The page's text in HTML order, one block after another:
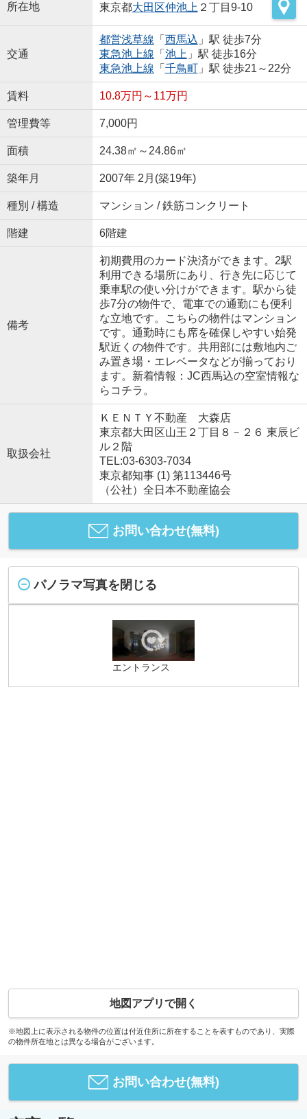
所在地 東京都大田区仲池上 ２丁目9-10
交通
都営浅草線 「 西馬込 」駅 徒歩7分
東急池上線 「 池上 」駅 徒歩16分
東急池上線 「 千鳥町」駅 徒歩21～22分
賃料 10.8万円～11万円
管理費等 7,000円
面積 24.38㎡～24.86㎡
築年月 2007年 2月(築19年)
種別 / 構造 マンション / 鉄筋コンクリート
階建 6階建
備考
初期費用のカード決済ができます。2駅
利用できる場所にあり、行き先に応じて
乗車駅の使い分けができます。駅から徒
歩7分の物件で、電車での通勤にも便利
な立地です。こちらの物件はマンション
です。通勤時にも席を確保しやすい始発
駅近くの物件です。共用部には敷地内ご
み置き場・エレベータなどが揃っており
ます。新着情報：JC西馬込の空室情報な
らコチラ。
取扱会社
ＫＥＮＴＹ不動産 大森店
東京都大田区山王２丁目８－２６ 東辰ビ
ル２階
TEL:03-6303-7034
東京都知事 (1) 第113446号
（公社）全日本不動産協会
お問い合わせ(無料)
パノラマ写真を閉じる
エントランス
地図アプリで開く
※地図上に表示される物件の位置は付近住所に所在することを表すものであり、実際
の物件所在地とは異なる場合がございます。
お問い合わせ(無料)